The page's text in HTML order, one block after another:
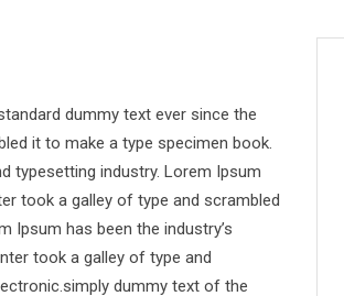
dummy text ever since the
it to make a type specimen book.
typesetting industry. Lorem Ipsum
took a galley of type and scrambled
Ipsum has been the industry’s
took a galley of type and
dummy text of the